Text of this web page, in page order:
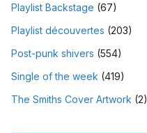
Playlist Backstage (67)
Playlist découvertes (203)
Post-punk shivers (554)
Single of the week (419)
The Smiths Cover Artwork (2)